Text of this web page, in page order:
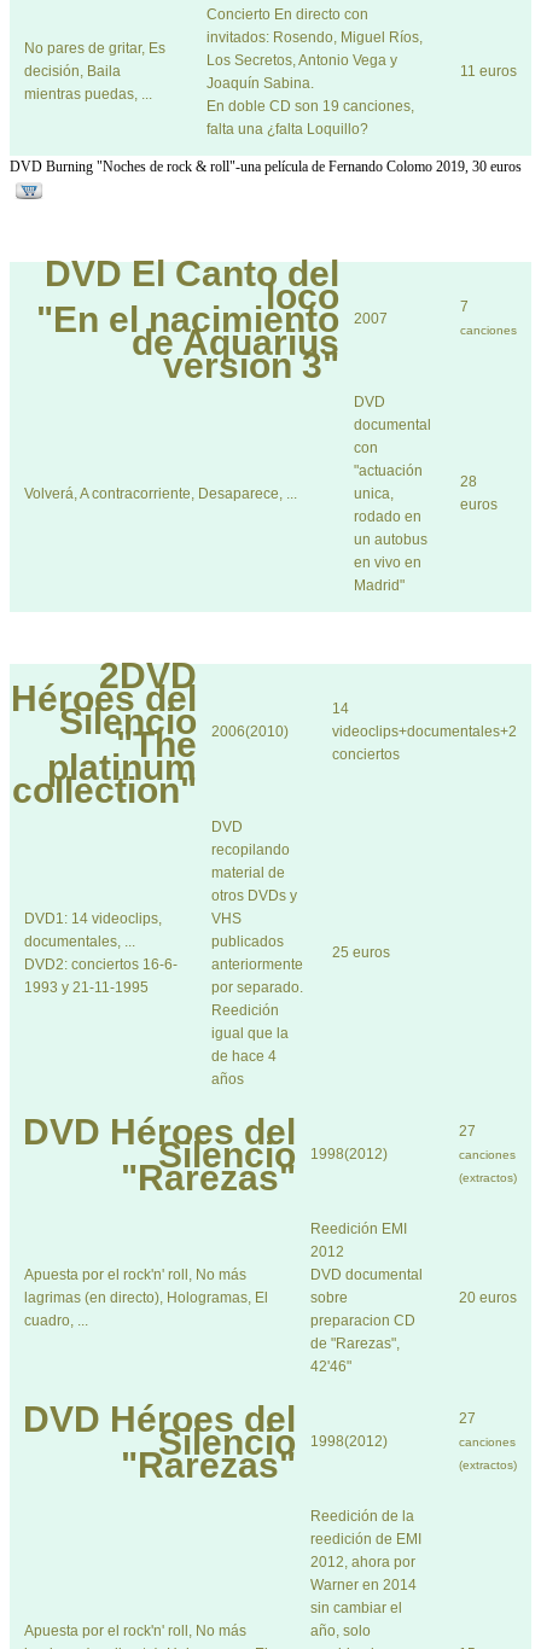
No pares de gritar, Es
decisión, Baila
mientras puedas, ...
Concierto En directo con
invitados: Rosendo, Miguel Ríos,
Los Secretos, Antonio Vega y
Joaquín Sabina.
En doble CD son 19 canciones,
falta una ¿falta Loquillo?
11 euros
DVD Burning "Noches de rock & roll"-una película de Fernando Colomo 2019, 30 euros
DVDEl Canto del
loco
"En el nacimiento
de Aquarius
version 3"
2007
7
canciones
Volverá, A contracorriente, Desaparece, ...
DVD
documental
con
"actuación
unica,
rodado en
un autobus
en vivo en
Madrid"
28
euros
2DVD
Héroes del
Silencio
"The
platinum
collection"
2006(2010)
14
videoclips+documentales+2
conciertos
DVD1: 14 videoclips,
documentales, ...
DVD2: conciertos 16-6-
1993 y 21-11-1995
DVD
recopilando
material de
otros DVDs y
VHS
publicados
anteriormente
por separado.
Reedición
igual que la
de hace 4
años
25 euros
DVD Héroes del
Silencio
"Rarezas"
1998(2012)
27
canciones
(extractos)
Apuesta por el rock'n' roll, No más
lagrimas (en directo), Hologramas, El
cuadro, ...
Reedición EMI
2012
DVD documental
sobre
preparacion CD
de "Rarezas",
42'46"
20 euros
DVD Héroes del
Silencio
"Rarezas"
1998(2012)
27
canciones
(extractos)
Apuesta por el rock'n' roll, No más
Reedición de la
reedición de EMI
2012, ahora por
Warner en 2014
sin cambiar el
año, solo